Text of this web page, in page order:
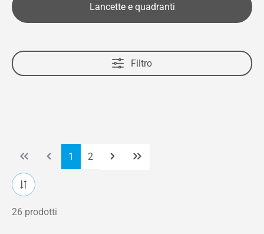
Lancette e quadranti
Filtro
Pagina
1 Pagina
2
26 prodotti